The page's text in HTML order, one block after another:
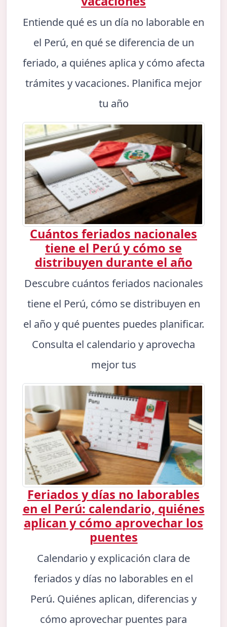
Entiende qué es un día no laborable en
el Perú, en qué se diferencia de un
feriado, a quiénes aplica y cómo afecta
trámites y vacaciones. Planifica mejor
tu año
Cuántos feriados nacionales
tiene el Perú y cómo se
distribuyen durante el año
Descubre cuántos feriados nacionales
tiene el Perú, cómo se distribuyen en
el año y qué puentes puedes planificar.
Consulta el calendario y aprovecha
mejor tus
Feriados y días no laborables
en el Perú: calendario, quiénes
aplican y cómo aprovechar los
puentes
Calendario y explicación clara de
feriados y días no laborables en el
Perú. Quiénes aplican, diferencias y
cómo aprovechar puentes para